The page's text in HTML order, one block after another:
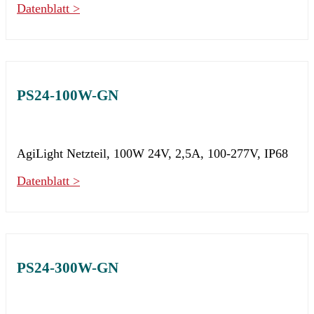
Datenblatt >
PS24-100W-GN
AgiLight Netzteil, 100W 24V, 2,5A, 100-277V, IP68
Datenblatt >
PS24-300W-GN